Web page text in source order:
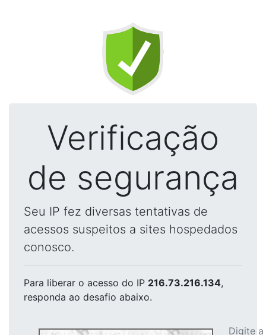
Verificação
de segurança
Seu IP fez diversas tentativas de
acessos suspeitos a sites hospedados
conosco.
Para liberar o acesso do IP 216.73.216.134,
responda ao desafio abaixo.
Digite